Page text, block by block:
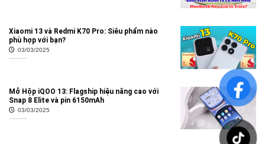
Xiaomi 13 và Redmi K70 Pro: Siêu phẩm nào
phù hợp với bạn?
03/03/2025
Mở Hộp iQOO 13: Flagship hiệu năng cao với
Snap 8 Elite và pin 6150mAh
03/03/2025